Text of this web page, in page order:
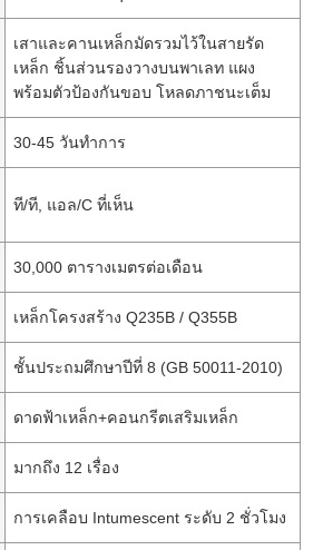
เสาและคานเหล็กมัดรวมไว้ในสายรัด
เหล็ก ชิ้นส่วนรองวางบนพาเลท แผง
พร้อมตัวป้องกันขอบ โหลดภาชนะเต็ม
30-45 วันทำการ
ที/ที, แอล/C ที่เห็น
30,000 ตารางเมตรต่อเดือน
เหล็กโครงสร้าง Q235B / Q355B
ชั้นประถมศึกษาปีที่ 8 (GB 50011-2010)
ดาดฟ้าเหล็ก+คอนกรีตเสริมเหล็ก
มากถึง 12 เรื่อง
การเคลือบ Intumescent ระดับ 2 ชั่วโมง